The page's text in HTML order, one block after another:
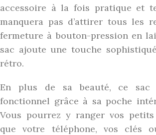
accessoire à la fois pratique et
manquera pas d’attirer tous les
fermeture à bouton-pression en
sac ajoute une touche
rétro.
En plus de sa beauté, ce sac
fonctionnel grâce à sa poche
Vous pourrez y ranger vos
que votre téléphone, vos clés